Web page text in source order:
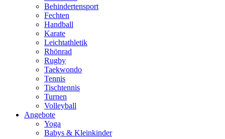
Behindertensport
Fechten
Handball
Karate
Leichtathletik
Rhönrad
Rugby
Taekwondo
Tennis
Tischtennis
Turnen
Volleyball
Angebote
Yoga
Babys & Kleinkinder